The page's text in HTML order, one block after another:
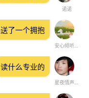
诺诺
安心倾听 (◍＞◡＜◍)
了一个拥抱
星夜情声【情感生活】
读什么专业的